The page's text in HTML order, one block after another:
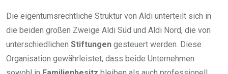
Die eigentumsrechtliche Struktur von Aldi unterteilt sich in
die beiden großen Zweige Aldi Süd und Aldi Nord, die von
unterschiedlichen Stiftungen gesteuert werden. Diese
Organisation gewährleistet, dass beide Unternehmen